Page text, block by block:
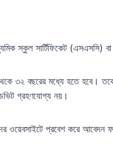
স্কুল সার্টিফিকেট (এসএসসি) বা
৩২ বছরের মধ্যে হতে হবে। তবে
গ্রহণযোগ্য নয়।
ওয়েবসাইটে প্রবেশ করে আবেদন